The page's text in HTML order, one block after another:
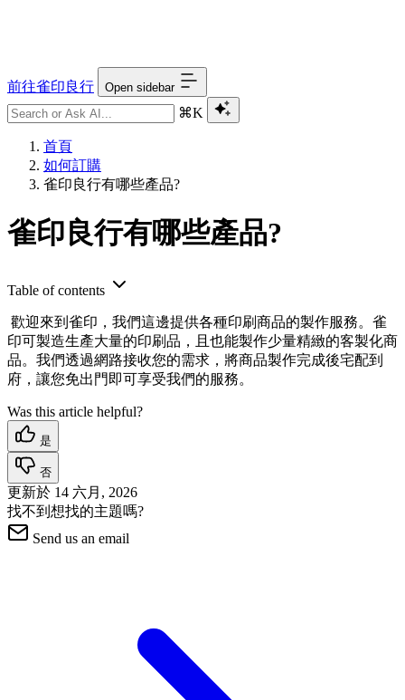
前往雀印良行 Open sidebar
⌘K
首頁
如何訂購
雀印良行有哪些產品?
雀印良行有哪些產品?
Table of contents
歡迎來到雀印，我們這邊提供各種印刷商品的製作服務。雀
印可製造生產大量的印刷品，且也能製作少量精緻的客製化商
品。我們透過網路接收您的需求，將商品製作完成後宅配到
府，讓您免出門即可享受我們的服務。
Was this article helpful?
是
否
更新於 14 六月, 2026
找不到想找的主題嗎?
Send us an email